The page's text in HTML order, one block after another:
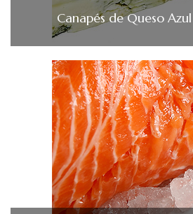
Canapés de Queso